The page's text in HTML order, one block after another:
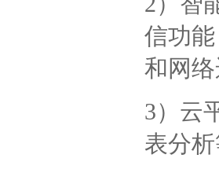
信功
和网
3）云
表分